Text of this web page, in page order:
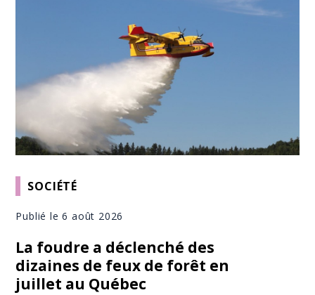
SOCIÉTÉ
Publié le 6 août 2026
La foudre a déclenché des
dizaines de feux de forêt en
juillet au Québec